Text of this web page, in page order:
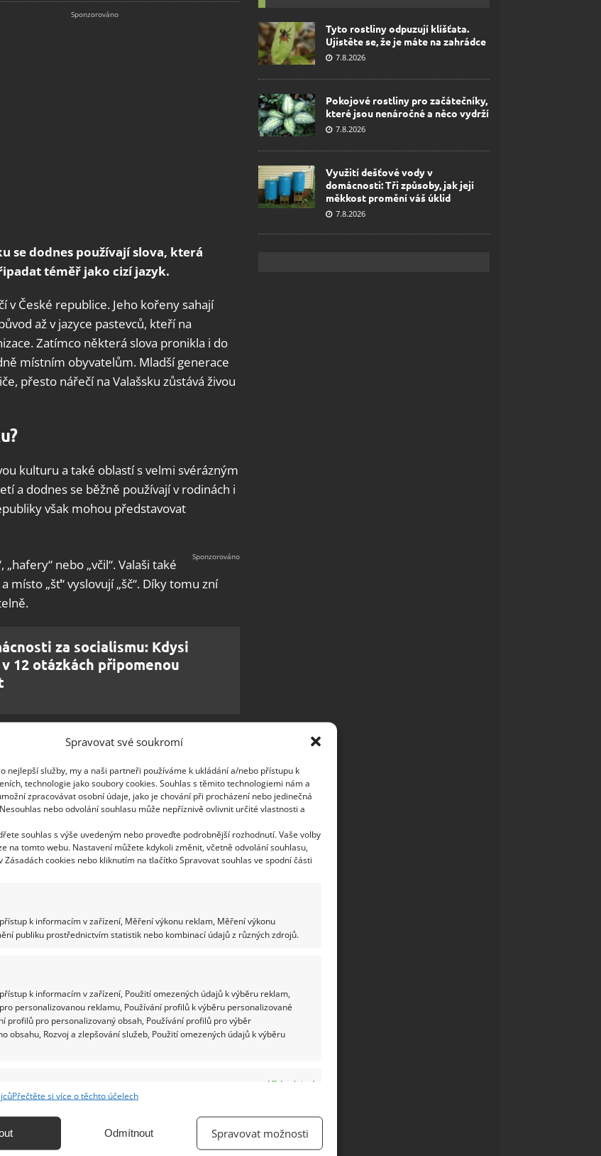
Spravovat své soukromí
nejlepší služby, my a naši partneři používáme k ukládání a/nebo přístupu k
technologie jako soubory cookies. Souhlas s těmito technologiemi nám a
zpracovávat osobní údaje, jako je chování při procházení nebo jedinečná
nebo odvolání souhlasu může nepříznivě ovlivnit určité vlastnosti a
souhlas s výše uvedeným nebo proveďte podrobnější rozhodnutí. Vaše volby
na tomto webu. Nastavení můžete kdykoli změnit, včetně odvolání souhlasu,
Zásadách cookies nebo kliknutím na tlačítko Spravovat souhlas ve spodní části
k informacím v zařízení, Měření výkonu reklam, Měření výkonu
publiku prostřednictvím statistik nebo kombinací údajů z různých zdrojů.
k informacím v zařízení, Použití omezených údajů k výběru reklam,
personalizovanou reklamu, Používání profilů k výběru personalizované
profilů pro personalizovaný obsah, Používání profilů pro výběr
obsahu, Rozvoj a zlepšování služeb, Použití omezených údajů k výběru
Vždy aktivní
na základě automaticky přenášených informací.
Přečtěte si více o těchto účelech
Odmítnout Spravovat možnosti
se dodnes používají slova, která
téměř jako cizí jazyk.
v České republice. Jeho kořeny sahají
až v jazyce pastevců, kteří na
Zatímco některá slova pronikla i do
místním obyvatelům. Mladší generace
přesto nářečí na Valašsku zůstává živou
kulturu a také oblastí s velmi svérázným
a dodnes se běžně používají v rodinách i
však mohou představovat
nebo „včil“. Valaši také
místo „šť“ vyslovují „šč“. Díky tomu zní
za socialismu: Kdysi
12 otázkách připomenou
obyvatel je na něj právem hrdých.
tisíce výrazů a přísloví používaných
rozluštit v našem kvízu.
na základě veřejně dostupných
Tyto rostliny odpuzují klíšťata.
Ujistěte se, že je máte na zahrádce
7.8.2026
Pokojové rostliny pro začátečníky,
které jsou nenáročné a něco vydrží
7.8.2026
Využití dešťové vody v
domácnosti: Tři způsoby, jak její
měkkost promění váš úklid
7.8.2026